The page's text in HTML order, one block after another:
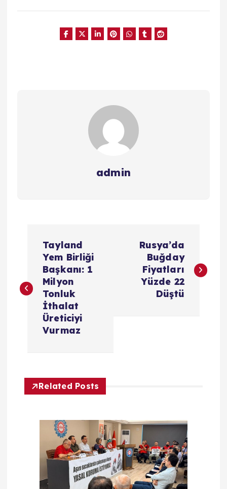
admin
z
z
Tayland
Yem Birliği
Başkanı: 1
Milyon
Tonluk
İthalat
Üreticiyi
Vurmaz
Rusya’da
Buğday
Fiyatları
Yüzde 22
Düştü
Related Posts